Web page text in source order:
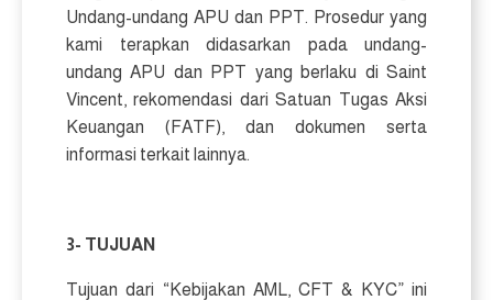
Undang-undang APU dan PPT. Prosedur yang
kami terapkan didasarkan pada undang-
undang APU dan PPT yang berlaku di Saint
Vincent, rekomendasi dari Satuan Tugas Aksi
Keuangan (FATF), dan dokumen serta
informasi terkait lainnya.
3- TUJUAN
Tujuan dari “Kebijakan AML, CFT & KYC” ini